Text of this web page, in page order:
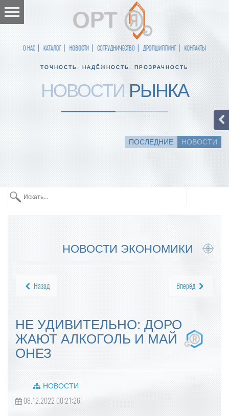
О НАС КАТАЛОГ НОВОСТИ СОТРУДНИЧЕСТВО ДРОПШИППИНГ КОНТАКТЫ
ТОЧНОСТЬ, НАДЁЖНОСТЬ, ПРОЗРАЧНОСТЬ
НОВОСТИ РЫНКА
ПОСЛЕДНИЕ НОВОСТИ
НОВОСТИ ЭКОНОМИКИ
Назад Вперёд
НЕ УДИВИТЕЛЬНО: ДОРО
ЖАЮТ АЛКОГОЛЬ И МАЙ
ОНЕЗ
НОВОСТИ
08.12.2022 00:21:26